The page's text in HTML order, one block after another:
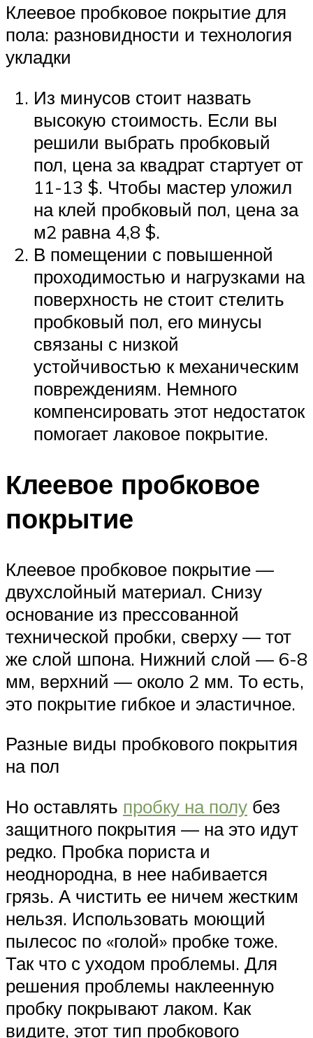
Клеевое пробковое покрытие для
пола: разновидности и технология
укладки
Из минусов стоит назвать
высокую стоимость. Если вы
решили выбрать пробковый
пол, цена за квадрат стартует от
11-13 $. Чтобы мастер уложил
на клей пробковый пол, цена за
м2 равна 4,8 $.
В помещении с повышенной
проходимостью и нагрузками на
поверхность не стоит стелить
пробковый пол, его минусы
связаны с низкой
устойчивостью к механическим
повреждениям. Немного
компенсировать этот недостаток
помогает лаковое покрытие.
Клеевое пробковое
покрытие
Клеевое пробковое покрытие —
двухслойный материал. Снизу
основание из прессованной
технической пробки, сверху — тот
же слой шпона. Нижний слой — 6-8
мм, верхний — около 2 мм. То есть,
это покрытие гибкое и эластичное.
Разные виды пробкового покрытия
на пол
Но оставлять пробку на полу без
защитного покрытия — на это идут
редко. Пробка пориста и
неоднородна, в нее набивается
грязь. А чистить ее ничем жестким
нельзя. Использовать моющий
пылесос по «голой» пробке тоже.
Так что с уходом проблемы. Для
решения проблемы наклеенную
пробку покрывают лаком. Как
видите, этот тип пробкового